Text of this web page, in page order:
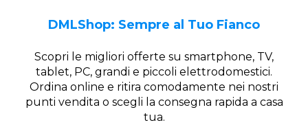
DMLShop: Sempre al Tuo Fianco
Scopri le migliori offerte su smartphone, TV,
tablet, PC, grandi e piccoli elettrodomestici.
Ordina online e ritira comodamente nei nostri
punti vendita o scegli la consegna rapida a casa
tua.